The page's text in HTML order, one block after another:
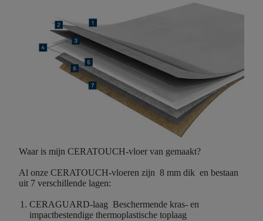
Waar is mijn CERATOUCH-vloer van gemaakt?
Al onze CERATOUCH-vloeren zijn 8 mm dik en bestaan
uit 7 verschillende lagen:
CERAGUARD-laag Beschermende kras- en
impactbestendige thermoplastische toplaag